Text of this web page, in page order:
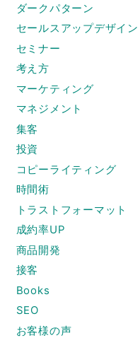
ダークパターン
セールスアップデザイン
セミナー
考え方
マーケティング
マネジメント
集客
投資
コピーライティング
時間術
トラストフォーマット
成約率UP
商品開発
接客
Books
SEO
お客様の声